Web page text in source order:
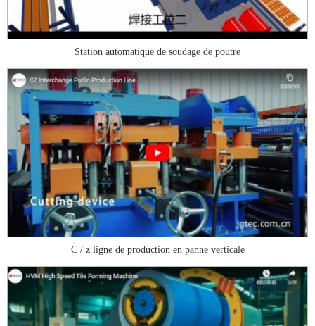
Station automatique de soudage de poutre
C / z ligne de production en panne verticale